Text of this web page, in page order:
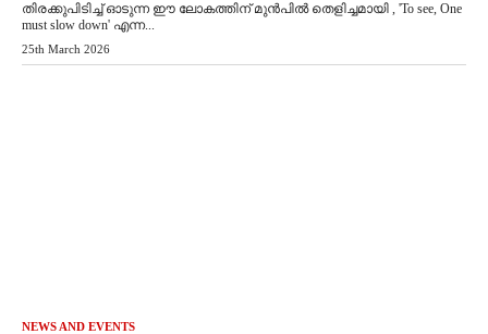
തിരക്കുപിടിച്ച് ഓടുന്ന ഈ ലോകത്തിന് മുൻപിൽ തെളിച്ചമായി , 'To see, One
must slow down' എന്ന...
25th March 2026
NEWS AND EVENTS